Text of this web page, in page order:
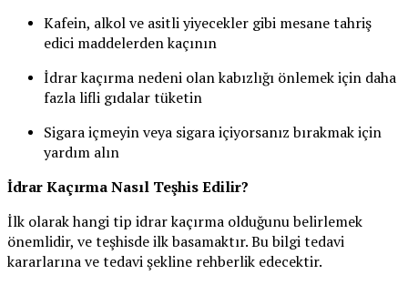
Kafein, alkol ve asitli yiyecekler gibi mesane tahriş
edici maddelerden kaçının
İdrar kaçırma nedeni olan kabızlığı önlemek için daha
fazla lifli gıdalar tüketin
Sigara içmeyin veya sigara içiyorsanız bırakmak için
yardım alın
İdrar Kaçırma Nasıl Teşhis Edilir?
İlk olarak hangi tip idrar kaçırma olduğunu belirlemek
önemlidir, ve teşhisde ilk basamaktır. Bu bilgi tedavi
kararlarına ve tedavi şekline rehberlik edecektir.